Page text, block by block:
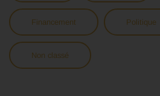
Financement Politique
Non classé